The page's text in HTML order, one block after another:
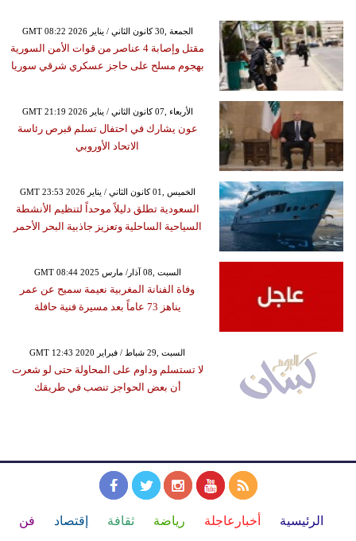
GMT 08:22 2026 الجمعة ,30 كانون الثاني / يناير
مقتل وإصابة 4 عناصر من قوات الأمن السورية
بهجوم مسلح على حاجز عسكري شرقي سوريا
GMT 21:19 2026 الأربعاء ,07 كانون الثاني / يناير
عون يشارك في احتفال تسلم قبرص رئاسة
الاتحاد الأوروبي
GMT 23:53 2026 الخميس ,01 كانون الثاني / يناير
السعودية تطلق دليلاً موحداً لتنظيم الأنشطة
السياحية الساحلية وتعزيز جاذبية البحر الأحمر
GMT 08:44 2025 السبت ,08 آذار/ مارس
وفاة الفنانة المغربية نعيمة سميح عن عمر
يناهز 73 عاماً بعد مسيرة فنية حافلة
GMT 12:43 2020 السبت ,29 شباط / فبراير
لا تستسلم وداوم على المحاولة حتى لو شعرت
أن بعض الحواجز تنصب في طريقك
الرئيسية أخبارعاجلة رياضة ثقافة إقتصاد فن